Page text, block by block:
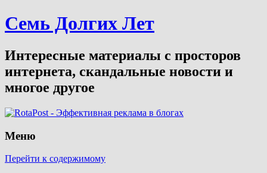
Семь Долгих Лет
Интересные материалы с просторов
интернета, скандальные новости и
многое другое
Меню
Перейти к содержимому